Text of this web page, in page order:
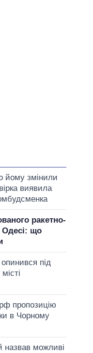
йому змінили
виявила
ракетно-
Одесі: що
під
пропозицію
в Чорному
назвав можливі